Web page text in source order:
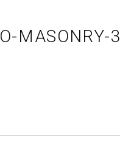
MASONRY-3